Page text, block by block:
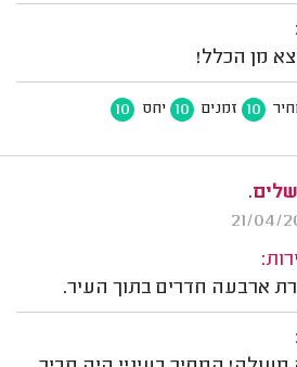
מן הכלל!
10 זמנים 10 יחס 10
ארבעה חדרים בתוך העיר.